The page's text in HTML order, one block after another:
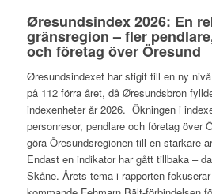
Øresundsindex 2026: En
gränsregion – fler
och företag över Öresund
Øresundsindexet har stigit till en ny
på 112 förra året, då Øresundsbron
indexenheter år 2026. Ökningen i
personresor, pendlare och företag över
göra Öresundsregionen till en starkare
Endast en indikator har gått tillbaka –
Skåne. Årets tema i rapporten